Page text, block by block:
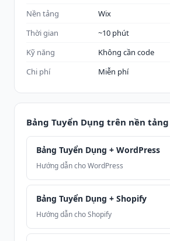
Nền tảng
Wix
Thời gian
~10 phút
Kỹ năng
Không cần code
Chi phí
Miễn phí
Bảng Tuyển Dụng trên nền
Bảng Tuyển Dụng + WordPress
Hướng dẫn cho WordPress
Bảng Tuyển Dụng + Shopify
Hướng dẫn cho Shopify